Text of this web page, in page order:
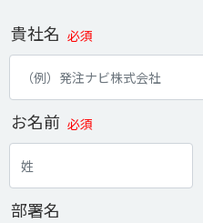
貴社名 必須
お名前 必須
部署名